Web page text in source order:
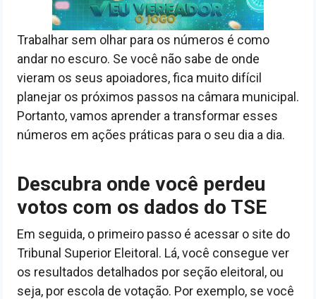
Trabalhar sem olhar para os números é como
andar no escuro. Se você não sabe de onde
vieram os seus apoiadores, fica muito difícil
planejar os próximos passos na câmara municipal.
Portanto, vamos aprender a transformar esses
números em ações práticas para o seu dia a dia.
Descubra onde você perdeu
votos com os dados do TSE
Em seguida, o primeiro passo é acessar o site do
Tribunal Superior Eleitoral. Lá, você consegue ver
os resultados detalhados por seção eleitoral, ou
seja, por escola de votação. Por exemplo, se você